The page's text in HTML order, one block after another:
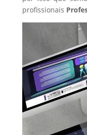
profissionais